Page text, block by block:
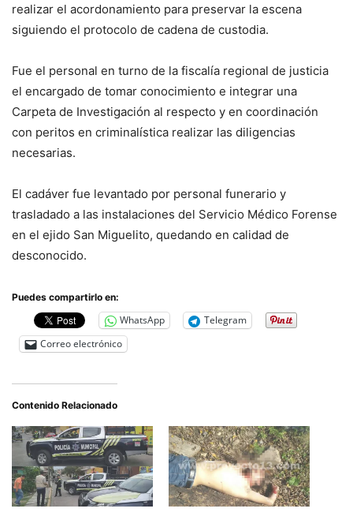
realizar el acordonamiento para preservar la escena
siguiendo el protocolo de cadena de custodia.
Fue el personal en turno de la fiscalía regional de justicia
el encargado de tomar conocimiento e integrar una
Carpeta de Investigación al respecto y en coordinación
con peritos en criminalística realizar las diligencias
necesarias.
El cadáver fue levantado por personal funerario y
trasladado a las instalaciones del Servicio Médico Forense
en el ejido San Miguelito, quedando en calidad de
desconocido.
Puedes compartirlo en:
WhatsApp
Telegram
Correo electrónico
Contenido Relacionado